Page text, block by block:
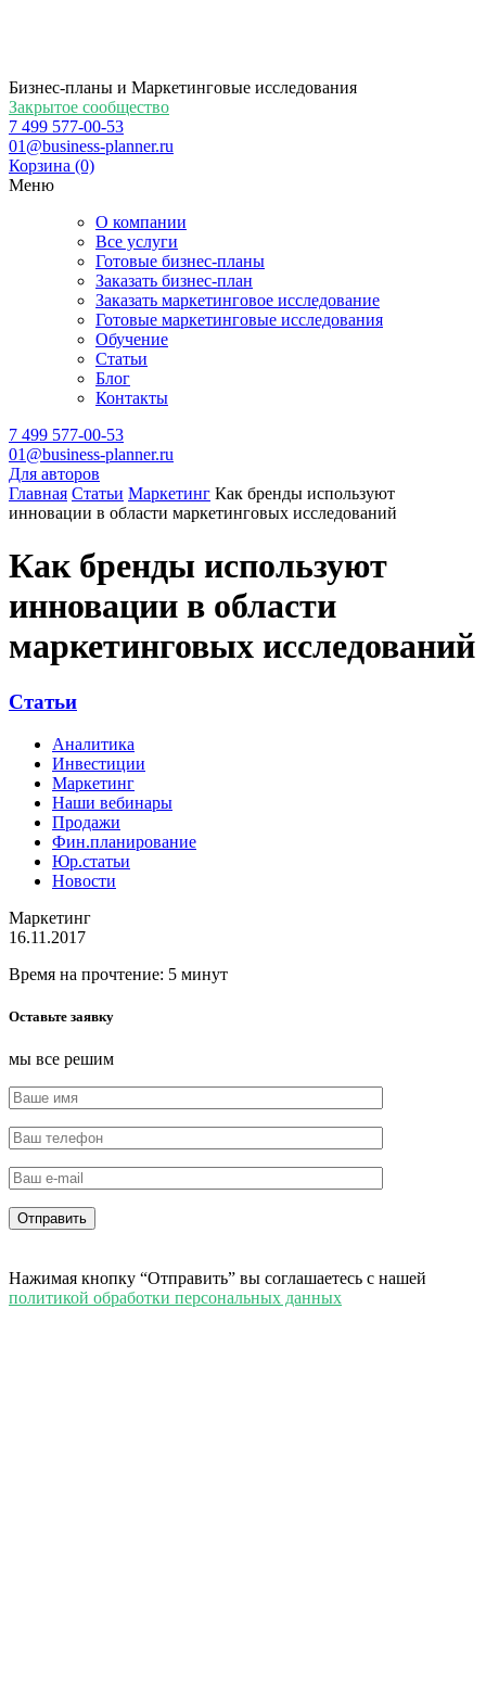
Бизнес-планы и Маркетинговые исследования
Закрытое сообщество
7 499 577-00-53
01@business-planner.ru
Корзина (0)
Меню
О компании
Все услуги
Готовые бизнес-планы
Заказать бизнес-план
Заказать маркетинговое исследование
Готовые маркетинговые исследования
Обучение
Статьи
Блог
Контакты
7 499 577-00-53
01@business-planner.ru
Для авторов
Главная Статьи Маркетинг Как бренды используют
инновации в области маркетинговых исследований
Как бренды используют
инновации в области
маркетинговых исследований
Статьи
Аналитика
Инвестиции
Маркетинг
Наши вебинары
Продажи
Фин.планирование
Юр.статьи
Новости
Маркетинг
16.11.2017
Время на прочтение: 5 минут
Оставьте заявку
мы все решим
Нажимая кнопку “Отправить” вы соглашаетесь с нашей
политикой обработки персональных данных